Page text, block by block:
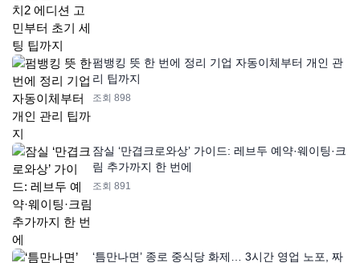
펌뱅킹 뜻 한 번에 정리 기업 자동이체부터 개인 관
리 팁까지
조회 898
잠실 ‘만겹크로와상’ 가이드: 레브두 예약·웨이팅·크
림 추가까지 한 번에
조회 891
‘틈만나면’ 종로 중식당 화제… 3시간 영업 노포, 짜